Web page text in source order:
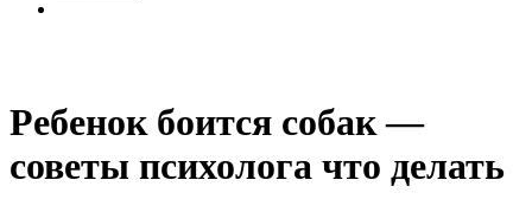
Ребенок боится собак —
советы психолога что делать